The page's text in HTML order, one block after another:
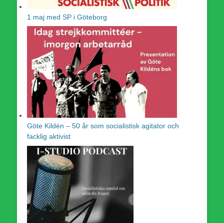
1 maj med SP i Göteborg
Göte Kildén – 50 år som socialistisk agitator och
facklig aktivist